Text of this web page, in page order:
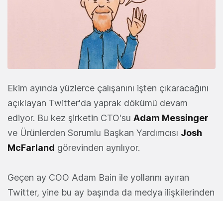
Ekim ayında yüzlerce çalışanını işten çıkaracağını
açıklayan Twitter'da yaprak dökümü devam
ediyor. Bu kez şirketin CTO'su Adam Messinger
ve Ürünlerden Sorumlu Başkan Yardımcısı Josh
McFarland görevinden ayrılıyor.
Geçen ay COO Adam Bain ile yollarını ayıran
Twitter, yine bu ay başında da medya ilişkilerinden